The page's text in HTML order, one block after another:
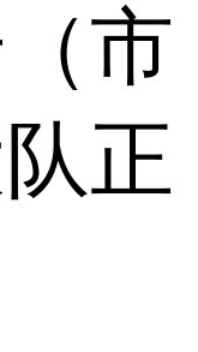
市
正